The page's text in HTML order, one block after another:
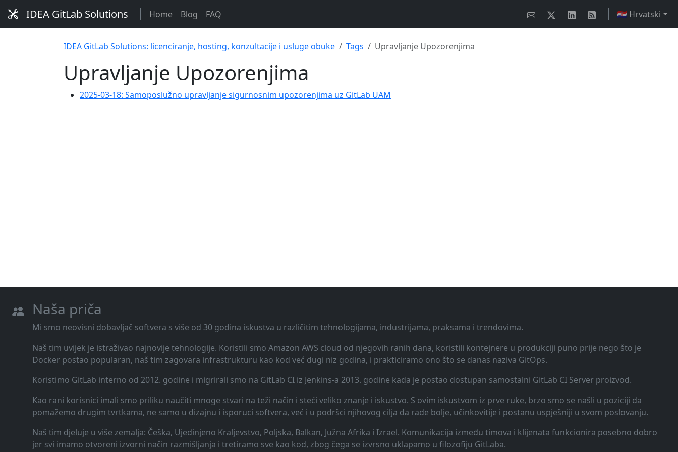
IDEA GitLab Solutions Home Blog FAQ 🇭🇷 Hrvatski
IDEA GitLab Solutions: licenciranje, hosting, konzultacije i usluge obuke Tags Upravljanje Upozorenjima
Upravljanje Upozorenjima
2025-03-18: Samoposlužno upravljanje sigurnosnim upozorenjima uz GitLab UAM
Naša priča
Mi smo neovisni dobavljač softvera s više od 30 godina iskustva u različitim tehnologijama, industrijama, praksama i trendovima.
Naš tim uvijek je istraživao najnovije tehnologije. Koristili smo Amazon AWS cloud od njegovih ranih dana, koristili kontejnere u produkciji puno prije nego što je
Docker postao popularan, naš tim zagovara infrastrukturu kao kod već dugi niz godina, i prakticiramo ono što se danas naziva GitOps.
Koristimo GitLab interno od 2012. godine i migrirali smo na GitLab CI iz Jenkins-a 2013. godine kada je postao dostupan samostalni GitLab CI Server proizvod.
Kao rani korisnici imali smo priliku naučiti mnoge stvari na teži način i steći veliko znanje i iskustvo. S ovim iskustvom iz prve ruke, brzo smo se našli u poziciji da
pomažemo drugim tvrtkama, ne samo u dizajnu i isporuci softvera, već i u podršci njihovog cilja da rade bolje, učinkovitije i postanu uspješniji u svom poslovanju.
Naš tim djeluje u više zemalja: Češka, Ujedinjeno Kraljevstvo, Poljska, Balkan, Južna Afrika i Izrael. Komunikacija između timova i klijenata funkcionira posebno dobro
jer svi imamo otvoreni izvorni način razmišljanja i tretiramo sve kao kod, zbog čega se izvrsno uklapamo u filozofiju GitLaba.